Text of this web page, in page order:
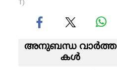
T)
അനുബന്ധ വാര്‍ത്ത
കള്‍